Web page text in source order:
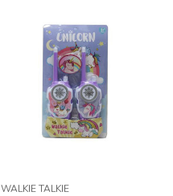
WALKIE TALKIE